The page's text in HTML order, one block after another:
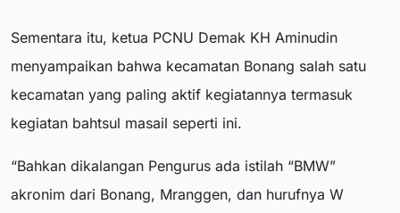
Sementara itu, ketua PCNU Demak KH Aminudin
menyampaikan bahwa kecamatan Bonang salah satu
kecamatan yang paling aktif kegiatannya termasuk
kegiatan bahtsul masail seperti ini.
“Bahkan dikalangan Pengurus ada istilah “BMW”
akronim dari Bonang, Mranggen, dan hurufnya W